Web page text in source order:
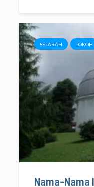
SEJARAH TOKOH
Nama-Nama